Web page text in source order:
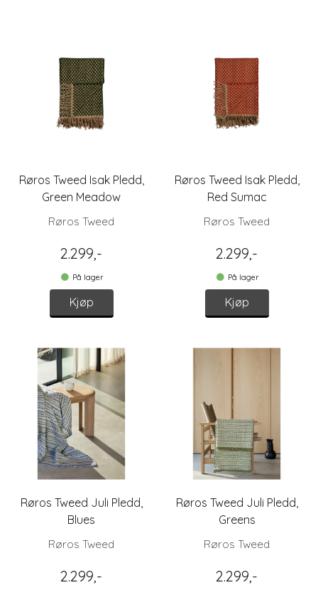
Røros Tweed Isak Pledd,
Green Meadow
Røros Tweed
2.299,-
På lager
Kjøp
Røros Tweed Isak Pledd,
Red Sumac
Røros Tweed
2.299,-
På lager
Kjøp
Røros Tweed Juli Pledd,
Blues
Røros Tweed
2.299,-
Røros Tweed Juli Pledd,
Greens
Røros Tweed
2.299,-